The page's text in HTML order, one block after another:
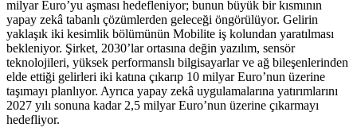
milyar Euro’yu aşması hedefleniyor; bunun büyük bir kısmının
yapay zekâ tabanlı çözümlerden geleceği öngörülüyor. Gelirin
yaklaşık iki kesimlik bölümünün Mobilite iş kolundan yaratılması
bekleniyor. Şirket, 2030’lar ortasına değin yazılım, sensör
teknolojileri, yüksek performanslı bilgisayarlar ve ağ bileşenlerinden
elde ettiği gelirleri iki katına çıkarıp 10 milyar Euro’nun üzerine
taşımayı planlıyor. Ayrıca yapay zekâ uygulamalarına yatırımlarını
2027 yılı sonuna kadar 2,5 milyar Euro’nun üzerine çıkarmayı
hedefliyor.